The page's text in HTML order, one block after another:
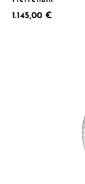
Regulärer Preis:
1.145,00 €